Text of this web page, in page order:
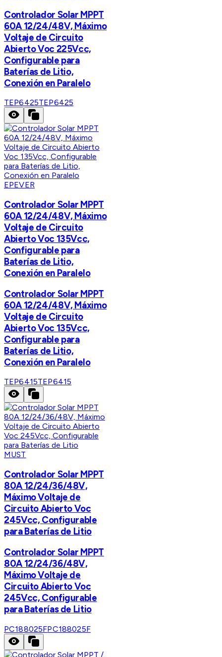
Controlador Solar MPPT
60A 12/24/48V, Máximo
Voltaje de Circuito
Abierto Voc 225Vcc,
Configurable para
Baterías de Litio,
Conexión en Paralelo
TEP6425TEP6425
EPEVER
Controlador Solar MPPT
60A 12/24/48V, Máximo
Voltaje de Circuito
Abierto Voc 135Vcc,
Configurable para
Baterías de Litio,
Conexión en Paralelo
Controlador Solar MPPT
60A 12/24/48V, Máximo
Voltaje de Circuito
Abierto Voc 135Vcc,
Configurable para
Baterías de Litio,
Conexión en Paralelo
TEP6415TEP6415
MUST
Controlador Solar MPPT
80A 12/24/36/48V,
Máximo Voltaje de
Circuito Abierto Voc
245Vcc, Configurable
para Baterías de Litio
Controlador Solar MPPT
80A 12/24/36/48V,
Máximo Voltaje de
Circuito Abierto Voc
245Vcc, Configurable
para Baterías de Litio
PC188025FPC188025F